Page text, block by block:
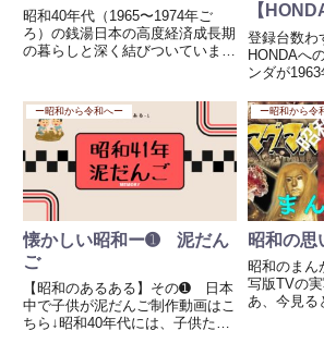
昭和40年代（1965〜1974年ご
ろ）の銭湯日本の高度経済成長期
の暮らしと深く結びついていまし
でした。昭和時代の銭湯は1950
年代に全国約18,000軒あったとい
われている。昭和...
【
登録台数わ
HONDAへ
ンダが1963
輪自動車市
デルです。
詳細を紹介
エンジンと
ー昭和から令和へー
懐かしい昭和ー➊ 泥だん
ご
【昭和のあるある】その➊ 日本
中で子供が泥だんご制作動画はこ
ちら↓昭和40年代には、子供たち
ー昭和から令
昭和の
昭和のまん
写版TVの
あ、今見る